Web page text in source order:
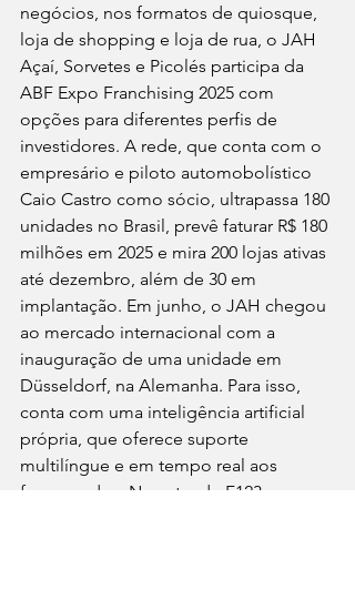
negócios, nos formatos de quiosque,
loja de shopping e loja de rua, o JAH
Açaí, Sorvetes e Picolés participa da
ABF Expo Franchising 2025 com
opções para diferentes perfis de
investidores. A rede, que conta com o
empresário e piloto automobolístico
Caio Castro como sócio, ultrapassa 180
unidades no Brasil, prevê faturar R$ 180
milhões em 2025 e mira 200 lojas ativas
até dezembro, além de 30 em
implantação. Em junho, o JAH chegou
ao mercado internacional com a
inauguração de uma unidade em
Düsseldorf, na Alemanha. Para isso,
conta com uma inteligência artificial
própria, que oferece suporte
multilíngue e em tempo real aos
franqueados. No estande F123, a